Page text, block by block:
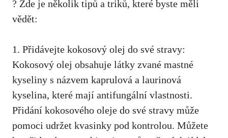
? Zde je⁣ několik tipů a triků, které byste měli
vědět:
1. Přidávejte kokosový olej do své stravy:
Kokosový olej obsahuje látky zvané mastné
kyseliny⁢ s názvem kaprulová a laurinová
kyselina, které mají antifungální vlastnosti.
Přidání kokosového oleje do své stravy může
pomoci udržet kvasinky‍ pod kontrolou. Můžete